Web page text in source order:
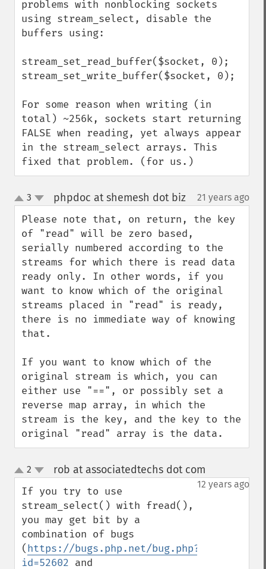
problems with nonblocking sockets
using stream_select, disable the
buffers using:
stream_set_read_buffer($socket, 0);
stream_set_write_buffer($socket, 0);
For some reason when writing (in
total) ~256k, sockets start returning
FALSE when reading, yet always appear
in the stream_select arrays. This
fixed that problem. (for us.)
up
down
3 phpdoc at shemesh dot biz¶ 21 years ago
Please note that, on return, the key
of "read" will be zero based,
serially numbered according to the
streams for which there is read data
ready only. In other words, if you
want to know which of the original
streams placed in "read" is ready,
there is no immediate way of knowing
that.
If you want to know which of the
original stream is which, you can
either use "==", or possibly set a
reverse map array, in which the
stream is the key, and the key to the
original "read" array is the data.
up
down
2 rob at associatedtechs dot com
12 years ago
If you try to use
stream_select() with fread(),
you may get bit by a
combination of bugs
(https://bugs.php.net/bug.php?
id=52602